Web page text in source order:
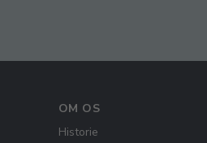
OM OS
Historie